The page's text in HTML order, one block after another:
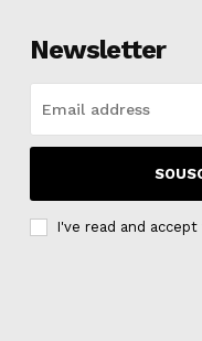
Newsletter
I've read and accept